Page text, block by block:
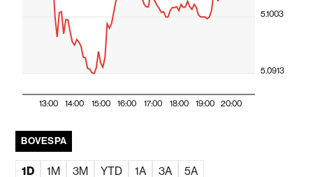
13:00 14:00 15:00 16:00 17:00 18:00 19:00 20:00
5.0913
5.1003
BOVESPA
1D 1M 3M YTD 1A 3A 5A